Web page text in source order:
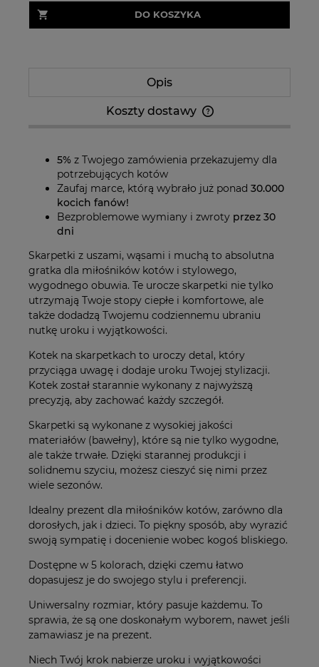
DO KOSZYKA
Opis
Koszty dostawy
5% z Twojego zamówienia przekazujemy dla
potrzebujących kotów
Zaufaj marce, którą wybrało już ponad 30.000
kocich fanów!
Bezproblemowe wymiany i zwroty przez 30
dni
Skarpetki z uszami, wąsami i muchą to absolutna
gratka dla miłośników kotów i stylowego,
wygodnego obuwia. Te urocze skarpetki nie tylko
utrzymają Twoje stopy ciepłe i komfortowe, ale
także dodadzą Twojemu codziennemu ubraniu
nutkę uroku i wyjątkowości.
Kotek na skarpetkach to uroczy detal, który
przyciąga uwagę i dodaje uroku Twojej stylizacji.
Kotek został starannie wykonany z najwyższą
precyzją, aby zachować każdy szczegół.
Skarpetki są wykonane z wysokiej jakości
materiałów (bawełny), które są nie tylko wygodne,
ale także trwałe. Dzięki starannej produkcji i
solidnemu szyciu, możesz cieszyć się nimi przez
wiele sezonów.
Idealny prezent dla miłośników kotów, zarówno dla
dorosłych, jak i dzieci. To piękny sposób, aby wyrazić
swoją sympatię i docenienie wobec kogoś bliskiego.
Dostępne w 5 kolorach, dzięki czemu łatwo
dopasujesz je do swojego stylu i preferencji.
Uniwersalny rozmiar, który pasuje każdemu. To
sprawia, że są one doskonałym wyborem, nawet jeśli
zamawiasz je na prezent.
Niech Twój krok nabierze uroku i wyjątkowości